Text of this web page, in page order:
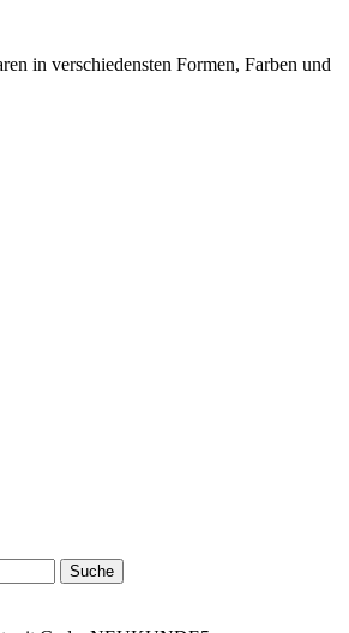
in verschiedensten Formen, Farben und
Suche